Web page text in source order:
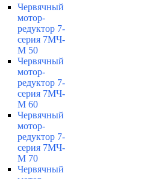
Червячный
мотор-
редуктор 7-
серия 7МЧ-
М 50
Червячный
мотор-
редуктор 7-
серия 7МЧ-
М 60
Червячный
мотор-
редуктор 7-
серия 7МЧ-
М 70
Червячный